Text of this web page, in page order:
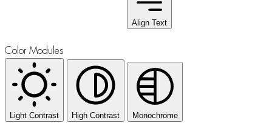
Align Text
Color Modules
Light Contrast High Contrast Monochrome